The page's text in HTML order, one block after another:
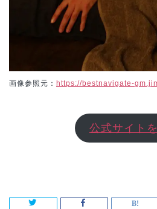
画像参照元： https://bestnavigate-
公式サイト